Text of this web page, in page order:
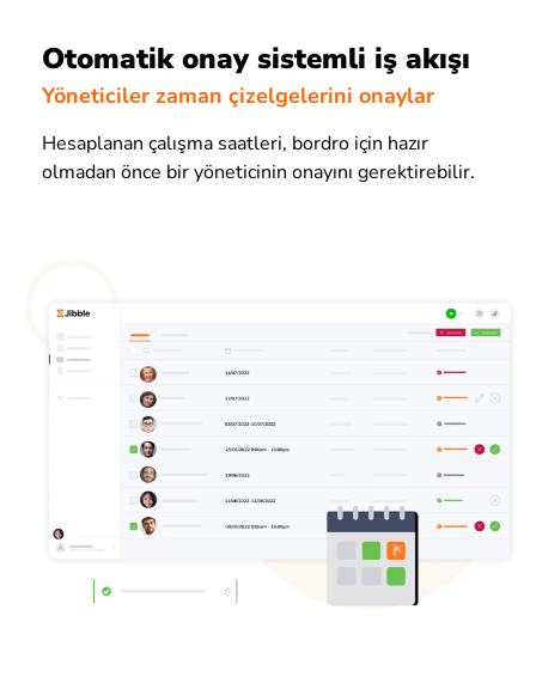
Otomatik onay sistemli iş akışı
Yöneticiler zaman çizelgelerini onaylar
Hesaplanan çalışma saatleri, bordro için hazır
olmadan önce bir yöneticinin onayını gerektirebilir.